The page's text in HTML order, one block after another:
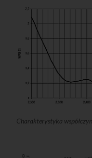
Charakterystyka